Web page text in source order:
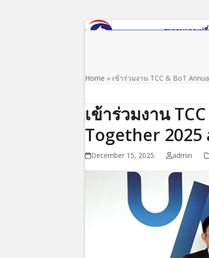
Home » เข้าร่วมงาน TCC & BoT
เข้าร่วมงาน
Together
December 15, 2025 admin